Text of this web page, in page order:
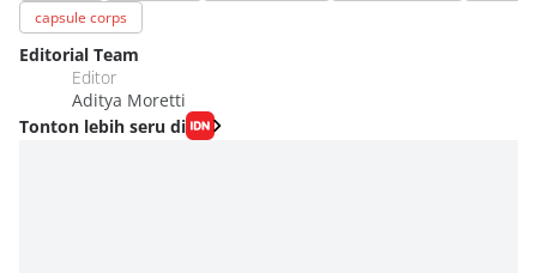
capsule corps
Editorial Team
Editor
Aditya Moretti
Tonton lebih seru di